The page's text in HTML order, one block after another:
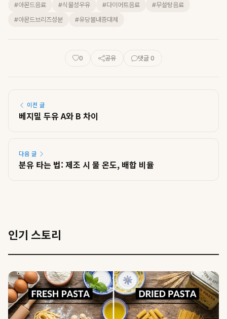
#아몬드음료 #식물성우유 #다이어트음료
#무설탕음료
#아몬드브리즈성분
#유당불내증대체
0 공유 댓글 0
이전 글
베지밀 두유 A와 B 차이
다음 글
분유 타는 법: 제조 시 물 온도, 배합 비율
인기 스토리